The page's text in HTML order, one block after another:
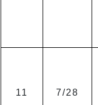
11 7/28